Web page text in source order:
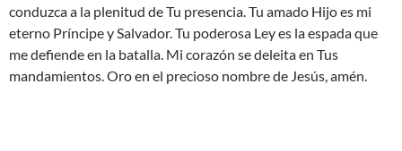
conduzca a la plenitud de Tu presencia. Tu amado Hijo es mi
eterno Príncipe y Salvador. Tu poderosa Ley es la espada que
me defiende en la batalla. Mi corazón se deleita en Tus
mandamientos. Oro en el precioso nombre de Jesús, amén.